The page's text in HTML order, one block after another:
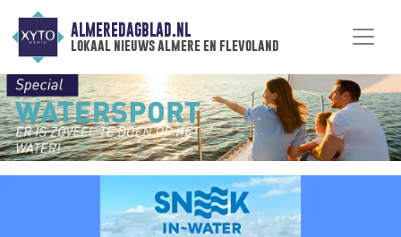
ALMEREDAGBLAD.NL
lokaal nieuws almere en flevoland